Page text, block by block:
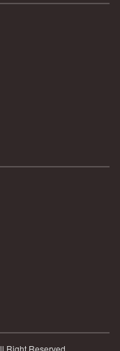
Right Reserved.